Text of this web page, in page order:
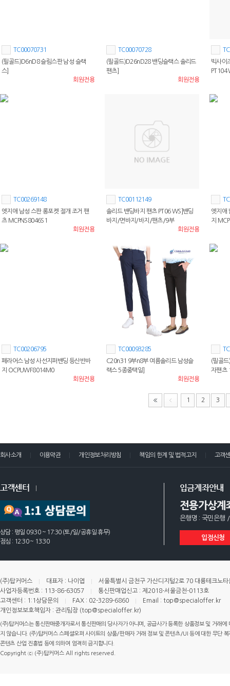
TC00070731
(필골드)D6nD8 슬림스판 남성 슬랙
스]
회원전용
TC00070728
(필골드)D26nD28 밴딩슬랙스 솔리드
팬츠]
회원전용
빅사이
TC00269148
엣지애 남성 스판 롱포켓 절개 조거 팬
츠 MCPNS8046S1
회원전용
TC00112149
솔리드 밴딩바지 팬츠 PT06 WS]밴딩
바지/면바지/바지/팬츠/9부
회원전용
엣지애
지
TC00206795
페라어스 남성 사선지퍼밴딩 등산반바
지 OCPUWF8014M0
회원전용
TC00093285
C20n31 9부n8부 여름솔리드 남성슬
랙스 5종중택일]
회원전용
(필골
자팬츠
1 2 3
회사소개 이용약관 개인정보처리방침 책임의 한계 및 법적고지 고객
고객센터
상담 : 평일 09:30 ~ 17:30 (토/일/공휴일 휴무)
점심 : 12:30 ~ 13:30
입금계좌안내
전용가상계
은행명 : 국민은행
입점신청
(주)탑커머스 대표자 : 나이엽
서울특별시 금천구 가산디지털2로 70 대륭테크노
사업자등록번호 : 113-86-63057
통신판매업신고 : 제2018-서울금천-0113호
고객센터 : 1:1상담문의
FAX : 02-3289-6860
Email : top@specialoffer.kr
개인정보보호책임자 : 관리팀장 (top@specialoffer.kr)
(주)탑커머스는 통신판매중개자로서 통신판매의 당사자가 아니며, 공급사가 등록한 상품정보 및 거래
지 않습니다. (주)탑커머스 스페셜오퍼 사이트의 상품/판매자 거래 정보 및 콘텐츠/UI 등에 대한 무단
콘텐츠 산업 진흥법 등에 의하여 엄격히 금지합니다.
Copyright ⓒ (주)탑커머스 All rights reserved.